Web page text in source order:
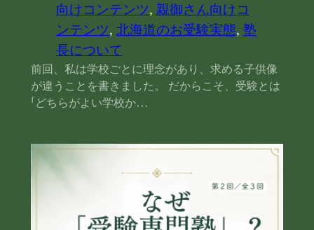
向けコンテンツ, 親御さん向けコ
ンテンツ, 北海道のお受験実態, 塾
長について
前回、私は学校ごとに理念があり、求める子供像
が違うことを書きました。 だからこそ、受験とは
「どちらがよい学校か…